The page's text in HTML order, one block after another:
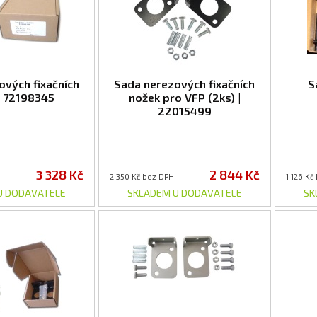
fixačních
3 328 Kč
DODAVATELE
Sada nerezových fixačních
nožek pro VFP (2ks) |
22015499
2 350 Kč bez DPH 2 844 Kč
SKLADEM U DODAVATELE
1 126